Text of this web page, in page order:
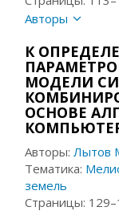
Авторы
К
МОДЕЛИ
ОСНОВЕ
Авторы:Лытов
Тематика:
земель
Страницы: